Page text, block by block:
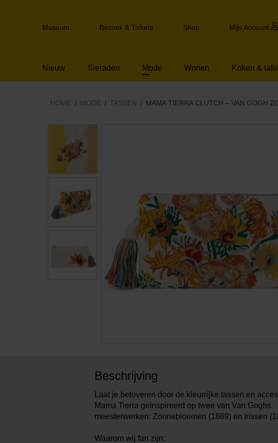
Spring
Header
Museum Bezoek & Tickets Shop Mijn Account
Nieuw Sieraden Mode Wonen Koken &
HOME MODE TASSEN MAMA TIERRA CLUTCH – VAN GOGH
Beschrijving
Laat je betoveren door de kleurrijke tassen en
Mama Tierra geïnspireerd op twee van Van Goghs
meesterwerken: Zonnebloemen (1889) en Irissen
Waarom wij fan zijn: